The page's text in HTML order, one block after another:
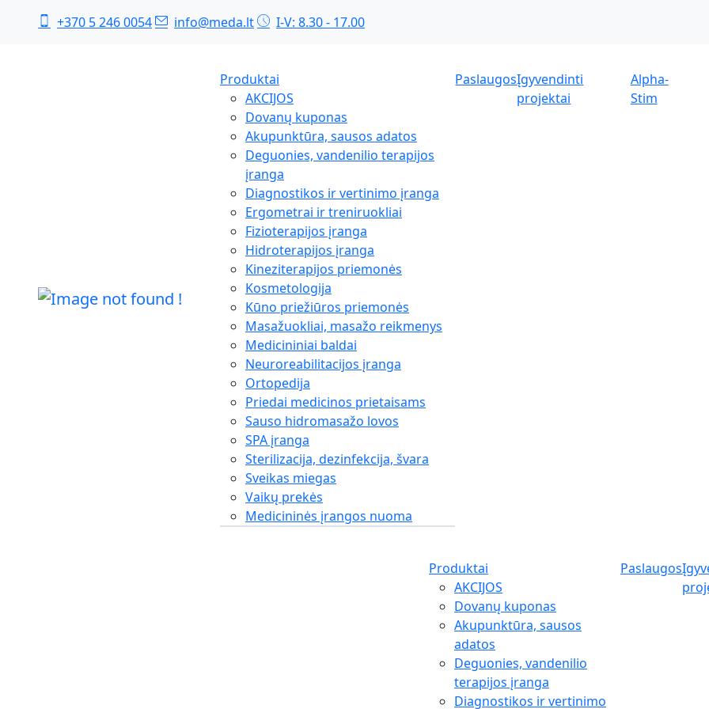
+370 5 246 0054 info@meda.lt I-V: 8.30 - 17.00
Produktai
AKCIJOS
Dovanų kuponas
Akupunktūra, sausos adatos
Deguonies, vandenilio terapijos
įranga
Diagnostikos ir vertinimo įranga
Ergometrai ir treniruokliai
Fizioterapijos įranga
Hidroterapijos įranga
Kineziterapijos priemonės
Kosmetologija
Kūno priežiūros priemonės
Masažuokliai, masažo reikmenys
Medicininiai baldai
Neuroreabilitacijos įranga
Ortopedija
Priedai medicinos prietaisams
Sauso hidromasažo lovos
SPA įranga
Sterilizacija, dezinfekcija, švara
Sveikas miegas
Vaikų prekės
Medicininės įrangos nuoma
PaslaugosĮgyvendinti
projektai
Alpha-
Stim
Produktai
AKCIJOS
Dovanų kuponas
Akupunktūra, sausos
adatos
Deguonies, vandenilio
terapijos įranga
Diagnostikos ir vertinimo
Paslaugos